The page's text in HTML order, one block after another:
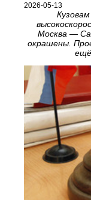
2026-05-13
Москва —
окрашены.
ещё